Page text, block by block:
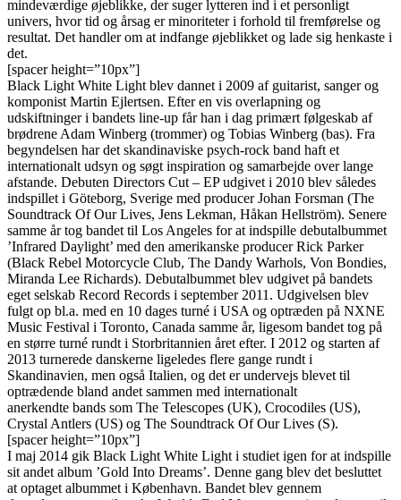
mindeværdige øjeblikke, der suger lytteren ind i et personligt
univers, hvor tid og årsag er minoriteter i forhold til fremførelse og
resultat. Det handler om at indfange øjeblikket og lade sig henkaste i
det.
[spacer height=”10px”]
Black Light White Light blev dannet i 2009 af guitarist, sanger og
komponist Martin Ejlertsen. Efter en vis overlapning og
udskiftninger i bandets line-up får han i dag primært følgeskab af
brødrene Adam Winberg (trommer) og Tobias Winberg (bas). Fra
begyndelsen har det skandinaviske psych-rock band haft et
internationalt udsyn og søgt inspiration og samarbejde over lange
afstande. Debuten Directors Cut – EP udgivet i 2010 blev således
indspillet i Göteborg, Sverige med producer Johan Forsman (The
Soundtrack Of Our Lives, Jens Lekman, Håkan Hellström). Senere
samme år tog bandet til Los Angeles for at indspille debutalbummet
’Infrared Daylight’ med den amerikanske producer Rick Parker
(Black Rebel Motorcycle Club, The Dandy Warhols, Von Bondies,
Miranda Lee Richards). Debutalbummet blev udgivet på bandets
eget selskab Record Records i september 2011. Udgivelsen blev
fulgt op bl.a. med en 10 dages turné i USA og optræden på NXNE
Music Festival i Toronto, Canada samme år, ligesom bandet tog på
en større turné rundt i Storbritannien året efter. I 2012 og starten af
2013 turnerede danskerne ligeledes flere gange rundt i
Skandinavien, men også Italien, og det er undervejs blevet til
optrædende bland andet sammen med internationalt
anerkendte bands som The Telescopes (UK), Crocodiles (US),
Crystal Antlers (US) og The Soundtrack Of Our Lives (S).
[spacer height=”10px”]
I maj 2014 gik Black Light White Light i studiet igen for at indspille
sit andet album ’Gold Into Dreams’. Denne gang blev det besluttet
at optaget albummet i København. Bandet blev gennem